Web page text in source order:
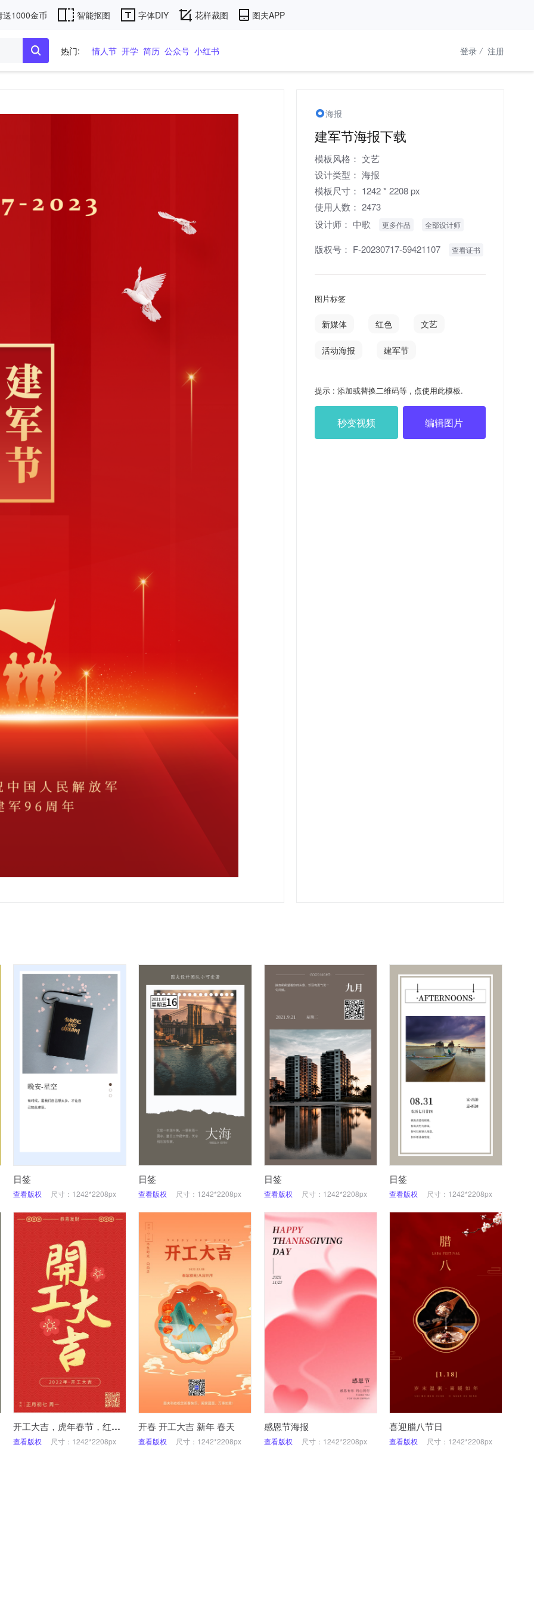
送1000金币 智能抠图 字体DIY 花样裁图 图夫APP
热门: 情人节 开学 简历 公众号 小红书 登录 / 注册
海报
建军节海报下载
模板风格： 文艺
设计类型： 海报
模板尺寸： 1242 * 2208 px
使用人数： 2473
设计师： 中歌 更多作品 全部设计师
版权号： F-20230717-59421107 查看证书
图片标签
新媒体 红色 文艺
活动海报 建军节
提示 : 添加或替换二维码等 , 点使用此模板.
秒变视频 编辑图片
日签
查看版权 尺寸：1242*2208px
日签
查看版权 尺寸：1242*2208px
日签
查看版权 尺寸：1242*2208px
日签
查看版权 尺寸：1242*2208px
开工大吉，虎年春节，红色喜庆，手机海报
查看版权 尺寸：1242*2208px
开春 开工大吉 新年 春天
查看版权 尺寸：1242*2208px
感恩节海报
查看版权 尺寸：1242*2208px
喜迎腊八节日
查看版权 尺寸：1242*2208px